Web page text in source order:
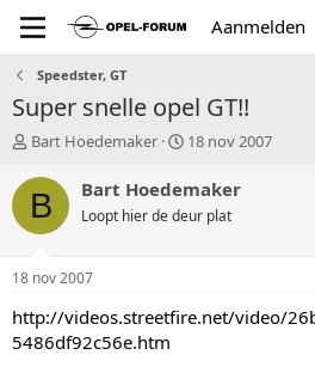
Aanmelden
Speedster, GT
Super snelle opel GT!!
T
p
a
r
t
e
Bart Hoedemaker
S
a
t
u
18 nov 2007
B Bart Hoedemaker
Loopt hier de deur plat
18 nov 2007
http://videos.streetfire.net/video/
5486df92c56e.htm